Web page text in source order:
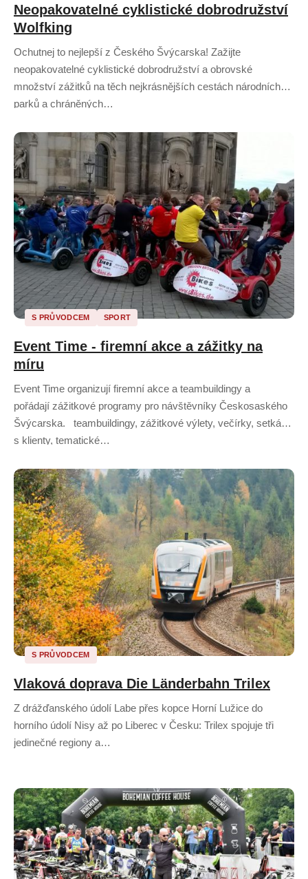
Neopakovatelné cyklistické dobrodružství
Wolfking
Ochutnej to nejlepší z Českého Švýcarska! Zažijte
neopakovatelné cyklistické dobrodružství a obrovské
množství zážitků na těch nejkrásnějších cestách národních
parků a chráněných…
S PRŮVODCEM SPORT
Event Time - firemní akce a zážitky na
míru
Event Time organizují firemní akce a teambuildingy a
pořádají zážitkové programy pro návštěvníky Českosaského
Švýcarska. teambuildingy, zážitkové výlety, večírky, setkání
s klienty, tematické…
S PRŮVODCEM
Vlaková doprava Die Länderbahn Trilex
Z drážďanského údolí Labe přes kopce Horní Lužice do
horního údolí Nisy až po Liberec v Česku: Trilex spojuje tři
jedinečné regiony a…